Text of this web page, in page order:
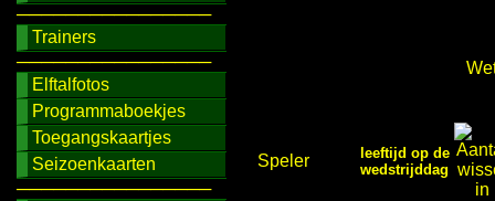
────────────────
Trainers
────────────────
Elftalfotos
Programmaboekjes
Toegangskaartjes
Seizoenkaarten
────────────────
Speler
leeftijd op de
wedstrijddag